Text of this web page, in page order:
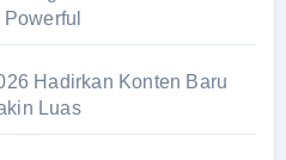
Hadirkan Konten Baru
Luas